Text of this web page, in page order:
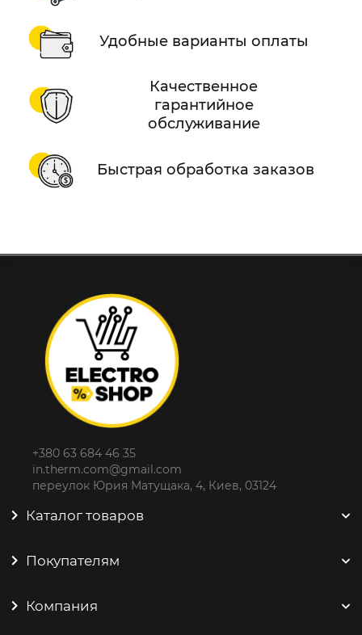
Удобные варианты оплаты
Качественное
гарантийное
обслуживание
Быстрая обработка заказов
+380 63 684 46 35
in.therm.com@gmail.com
переулок Юрия Матущака, 4, Киев, 03124
Каталог товаров
Покупателям
Компания